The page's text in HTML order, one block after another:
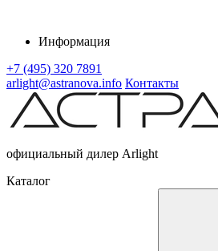
Информация
+7 (495) 320 7891
arlight@astranova.info Контакты
официальный дилер Arlight
Каталог